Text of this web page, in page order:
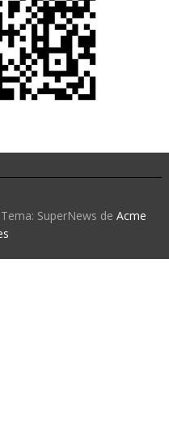
Tema: SuperNews de Acme